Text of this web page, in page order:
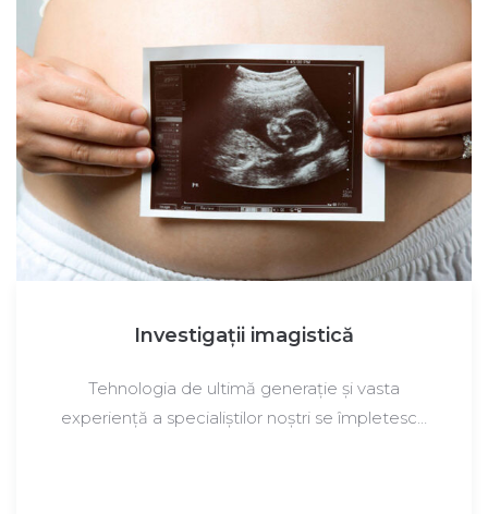
Investigaţii imagistică
Tehnologia de ultimă generație și vasta
experiență a specialiștilor noștri se împletesc…